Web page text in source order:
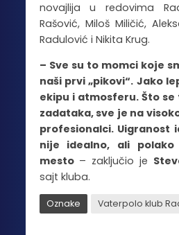
novajlija u redovima
Rašović, Miloš Miličić,
Radulović i Nikita Krug.
– Sve su to momci koje
naši prvi „pikovi“. Jako
ekipu i atmosferu. Što
zadataka, sve je na
profesionalci. Uigranost
nije idealno, ali
mesto – zaključio je
sajt kluba.
Oznake Vaterpolo klub